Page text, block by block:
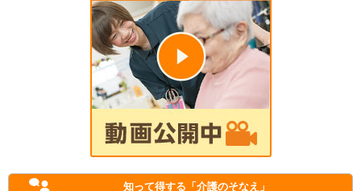
知って得する 「介護のそなえ」